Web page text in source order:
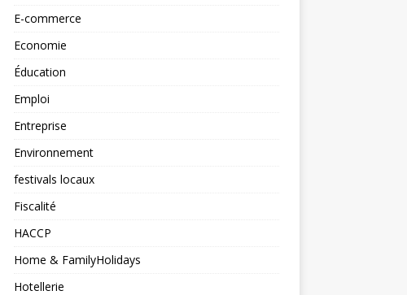
E-commerce
Economie
Éducation
Emploi
Entreprise
Environnement
festivals locaux
Fiscalité
HACCP
Home & FamilyHolidays
Hotellerie